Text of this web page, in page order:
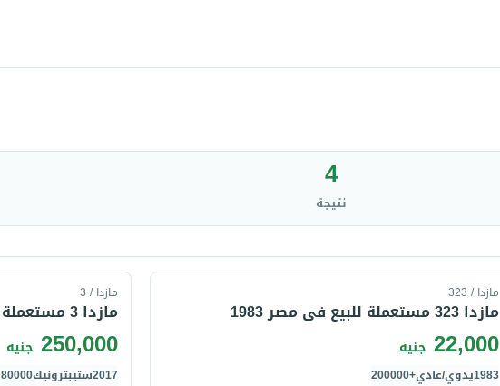
4
نتيجة
مازدا / 323
مازدا 323 مستعملة للبيع فى مصر 1983
22,000 جنيه
1983يدوي/عادي+200000
مازدا / 3
مازدا 3 مستعملة للبيع فى مصر 2017
250,000 جنيه
2017ستيبترونيك80000 - 89999